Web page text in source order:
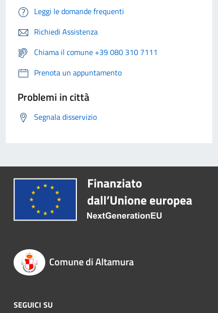
Leggi le domande frequenti
Richiedi Assistenza
Chiama il comune +39 080 310 7111
Prenota un appuntamento
Problemi in città
Segnala disservizio
Comune di Altamura
SEGUICI SU